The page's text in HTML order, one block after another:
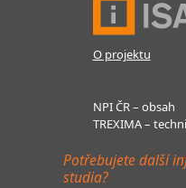
O projektu
NPI ČR – obsah
TREXIMA –
Potřebujete další
studia?